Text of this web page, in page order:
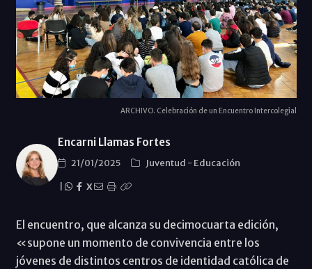
ARCHIVO. Celebración de un Encuentro Intercolegial
Encarni Llamas Fortes
21/01/2025 Juventud - Educación
X
El encuentro, que alcanza su decimocuarta edición,
«supone un momento de convivencia entre los
jóvenes de distintos centros de identidad católica de